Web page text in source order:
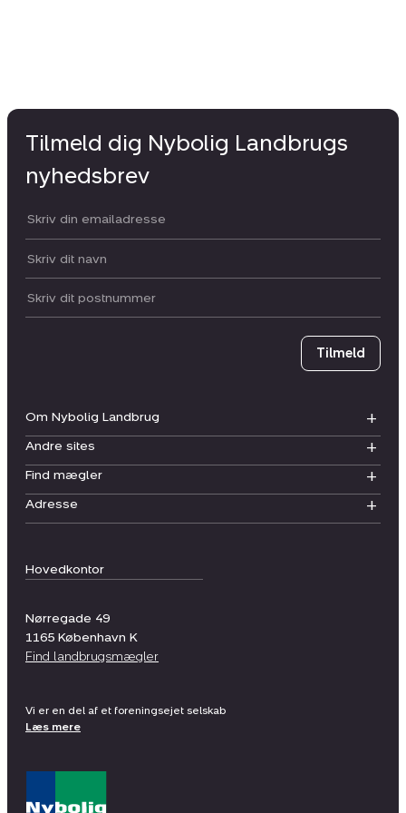
Hovedkontor
Nørregade 49
1165 København K
Find landbrugsmægler
Om Nybolig Landbrug
Andre sites
Find mægler
Adresse
Tilmeld dig Nybolig Landbrugs
nyhedsbrev
Din email:
Dit navn:
Postnummer
Tilmeld
Vi er en del af et foreningsejet selskab
Læs mere